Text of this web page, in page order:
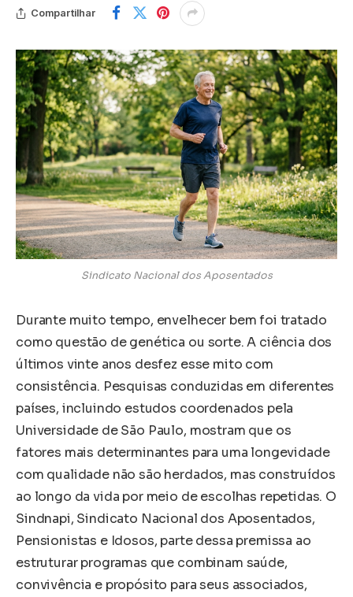
Compartilhar
Sindicato Nacional dos Aposentados
Durante muito tempo, envelhecer bem foi tratado
como questão de genética ou sorte. A ciência dos
últimos vinte anos desfez esse mito com
consistência. Pesquisas conduzidas em diferentes
países, incluindo estudos coordenados pela
Universidade de São Paulo, mostram que os
fatores mais determinantes para uma longevidade
com qualidade não são herdados, mas construídos
ao longo da vida por meio de escolhas repetidas. O
Sindnapi, Sindicato Nacional dos Aposentados,
Pensionistas e Idosos, parte dessa premissa ao
estruturar programas que combinam saúde,
convivência e propósito para seus associados,